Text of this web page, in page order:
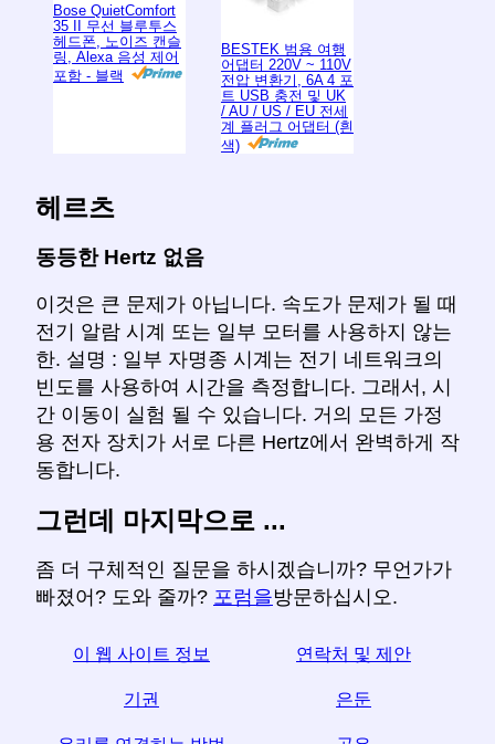
Bose QuietComfort
35 II 무선 블루투스
헤드폰, 노이즈 캔슬
링, Alexa 음성 제어
포함 - 블랙
BESTEK 범용 여행
어댑터 220V ~ 110V
전압 변환기, 6A 4 포
트 USB 충전 및 UK
/ AU / US / EU 전세
계 플러그 어댑터 (흰
색)
헤르츠
동등한 Hertz 없음
이것은 큰 문제가 아닙니다. 속도가 문제가 될 때
전기 알람 시계 또는 일부 모터를 사용하지 않는
한. 설명 : 일부 자명종 시계는 전기 네트워크의
빈도를 사용하여 시간을 측정합니다. 그래서, 시
간 이동이 실험 될 수 있습니다. 거의 모든 가정
용 전자 장치가 서로 다른 Hertz에서 완벽하게 작
동합니다.
그런데 마지막으로 ...
좀 더 구체적인 질문을 하시겠습니까? 무언가가
빠졌어? 도와 줄까? 포럼을방문하십시오.
이 웹 사이트 정보 연락처 및 제안
기권 은둔